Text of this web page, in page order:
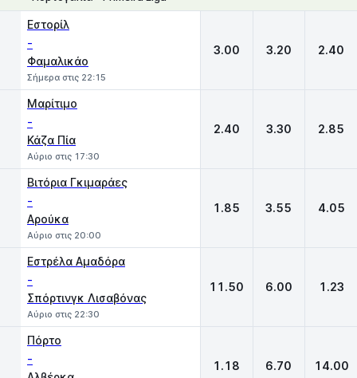
Εστορίλ
-
Φαμαλικάο
Σήμερα στις 22:15
3.00 3.20 2.40
Μαρίτιμο
-
Κάζα Πία
Αύριο στις 17:30
2.40 3.30 2.85
Βιτόρια Γκιμαράες
-
Αρούκα
Αύριο στις 20:00
1.85 3.55 4.05
Εστρέλα Αμαδόρα
-
Σπόρτινγκ Λισαβόνας
Αύριο στις 22:30
11.50 6.00 1.23
Πόρτο
- 1.18 6.70 14.00